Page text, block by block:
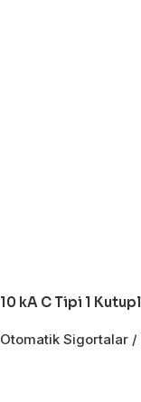
10 kA C Tipi 1
Otomatik Sigortalar